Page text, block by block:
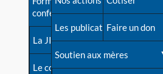
Les débuts
Une difficulté d'allaitement
conférences
La JIA
Le congrès
Répertoire de tous les
contacts
Contact presse
Les publications
Soutien aux mères
Faire un don